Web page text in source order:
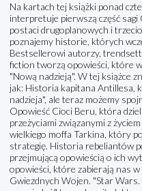
Na kartach tej książki ponad
interpretuje pierwszą część
postaci drugoplanowych i
poznajemy historie, których
Bestsellerowi autorzy,
fiction tworzą opowieści, które
"Nową nadzieją". W tej książce
jak: Historia kapitana Antillesa,
nadzieja", ale teraz możemy
Opowieść Cioci Beru, która
przeżyciami związanymi z
wielkiego moffa Tarkina, który
strategię. Historia rebeliantów
przejmującą opowieścią o ich
opowieści, które zabierają nas
Gwiezdnych Wojen. "Star